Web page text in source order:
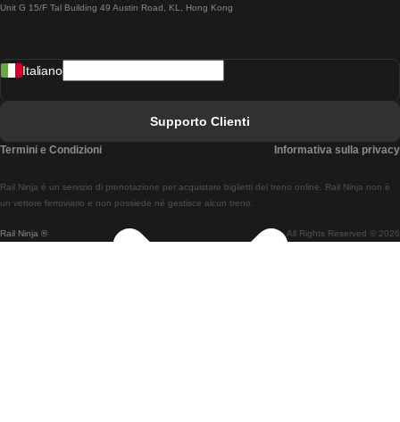
Treni Da Lisbona A Madrid
Treni Da Lisbon A Braga
Treni Da Braga A Lisbona
Unit G 15/F Tal Building 49 Austin Road, KL, Hong Kong
Rail Ninja ® All Rights Reserved © 2026
Rail Ninja è un servizio di prenotazione per acquistare biglietti del treno online. Rail Ninja non è
un vettore ferroviario e non possiede né gestisce alcun treno.
Italiano
Supporto Clienti
Termini e Condizioni Informativa sulla privacy